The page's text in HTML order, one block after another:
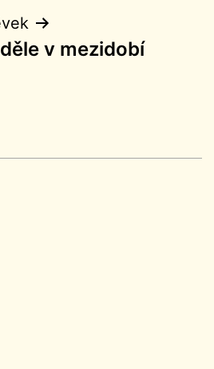
v mezidobí